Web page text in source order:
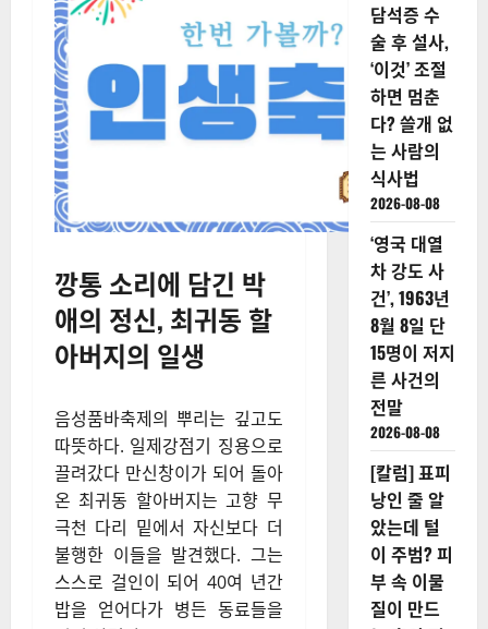
깡통 소리에 담긴 박
애의 정신, 최귀동 할
아버지의 일생
음성품바축제의 뿌리는 깊고도
따뜻하다. 일제강점기 징용으로
끌려갔다 만신창이가 되어 돌아
온 최귀동 할아버지는 고향 무
극천 다리 밑에서 자신보다 더
불행한 이들을 발견했다. 그는
스스로 걸인이 되어 40여 년간
밥을 얻어다가 병든 동료들을
담석증 수
술 후 설사,
‘이것’ 조절
하면 멈춘
다? 쓸개 없
는 사람의
식사법
2026-08-08
‘영국 대열
차 강도 사
건’, 1963년
8월 8일 단
15명이 저지
른 사건의
전말
2026-08-08
[칼럼] 표피
낭인 줄 알
았는데 털
이 주범? 피
부 속 이물
질이 만드